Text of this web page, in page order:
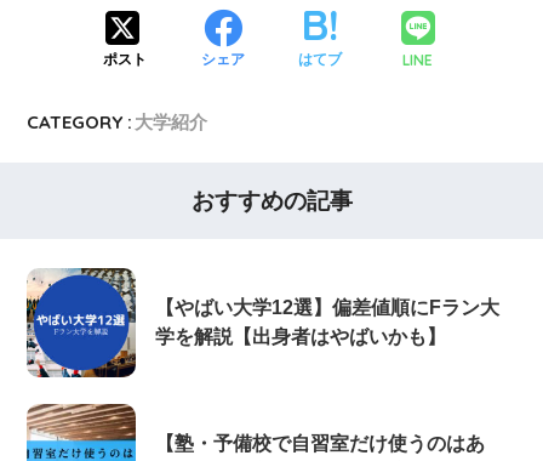
ポスト シェア はてブ LINE
CATEGORY : 大学紹介
おすすめの記事
【やばい大学12選】偏差値順にFラン大
学を解説【出身者はやばいかも】
【塾・予備校で自習室だけ使うのはあ